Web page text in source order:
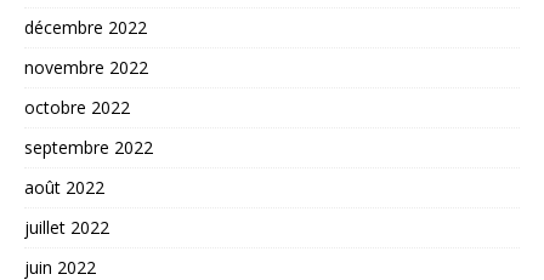
décembre 2022
novembre 2022
octobre 2022
septembre 2022
août 2022
juillet 2022
juin 2022